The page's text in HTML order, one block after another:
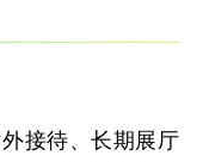
接待、长期展厅